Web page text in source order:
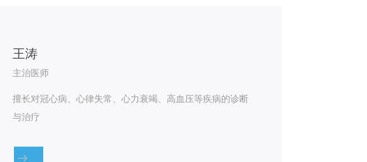
王涛
主治医师
擅长对冠心病、心律失常、心力衰竭、高血压等疾病的诊断
与治疗